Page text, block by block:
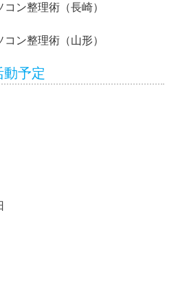
ン整理術（長崎）
ン整理術（山形）
動予定